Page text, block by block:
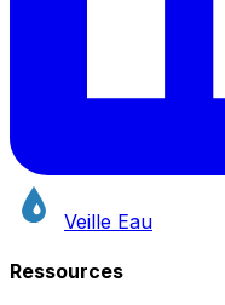
Veille Eau
Ressources